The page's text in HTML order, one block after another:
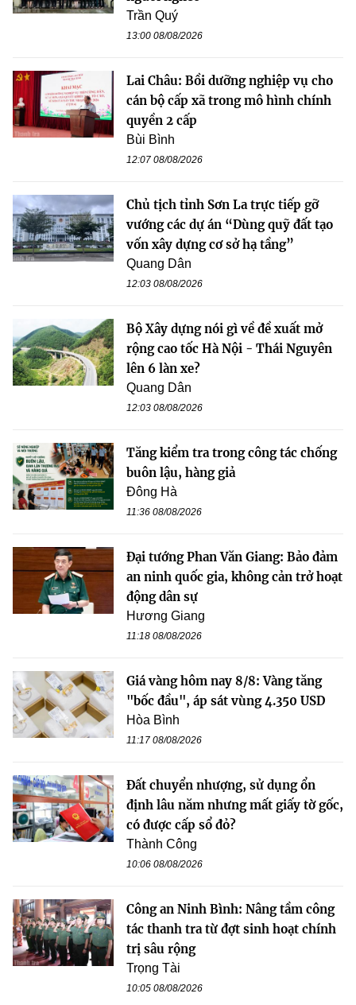
Trần Quý
13:00 08/08/2026
Lai Châu: Bồi dưỡng nghiệp vụ cho
cán bộ cấp xã trong mô hình chính
quyền 2 cấp
Bùi Bình
12:07 08/08/2026
Chủ tịch tỉnh Sơn La trực tiếp gỡ
vướng các dự án “Dùng quỹ đất tạo
vốn xây dựng cơ sở hạ tầng”
Quang Dân
12:03 08/08/2026
Bộ Xây dựng nói gì về đề xuất mở
rộng cao tốc Hà Nội - Thái Nguyên
lên 6 làn xe?
Quang Dân
12:03 08/08/2026
Tăng kiểm tra trong công tác chống
buôn lậu, hàng giả
Đông Hà
11:36 08/08/2026
Đại tướng Phan Văn Giang: Bảo đảm
an ninh quốc gia, không cản trở hoạt
động dân sự
Hương Giang
11:18 08/08/2026
Giá vàng hôm nay 8/8: Vàng tăng
"bốc đầu", áp sát vùng 4.350 USD
Hòa Bình
11:17 08/08/2026
Đất chuyển nhượng, sử dụng ổn
định lâu năm nhưng mất giấy tờ gốc,
có được cấp sổ đỏ?
Thành Công
10:06 08/08/2026
Công an Ninh Bình: Nâng tầm công
tác thanh tra từ đợt sinh hoạt chính
trị sâu rộng
Trọng Tài
10:05 08/08/2026